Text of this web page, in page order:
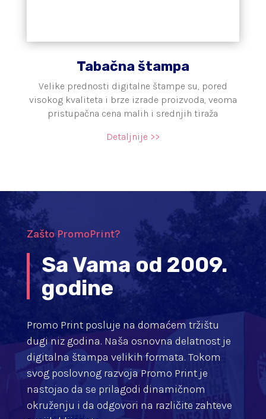
Tabačna štampa
Velike prednosti digitalne štampe su, pored
visokog kvaliteta i brze izrade proizvoda, veoma
pristupačna cena malih i srednjih tiraža
Detaljnije >>
Zašto PromoPrint?
Sa Vama od 2009.
godine
Promo Print posluje na domaćem tržištu
dugi niz godina. Naša osnovna delatnost je
digitalna štampa velikih formata. Tokom
svog poslovnog razvoja Promo Print je
nastojao da se prilagodi dinamičnom
okruženju i da odgovori na različite zahteve